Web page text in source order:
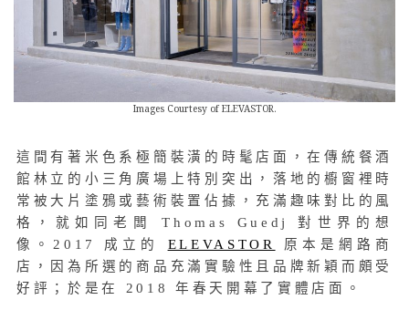
Images Courtesy of ELEVASTOR.
這間有著米色系極簡裝潢的時髦店面，在傳統餐酒
館林立的小三角廣場上特別突出，落地的櫥窗裡時
常被大片塗鴉或藝術裝置佔據，充滿趣味對比的風
格，就如同老闆 Thomas Guedj 對世界的想
像。2017 成立的 ELEVASTOR
原本是網路商
店，因為所選的商品充滿實驗性且品牌新穎而頗受
好評；於是在 2018 年春天開幕了實體店面。